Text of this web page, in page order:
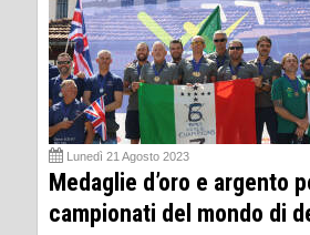
Lunedì 21 Agosto 2023
Medaglie d’oro e argento
campionati del mondo di